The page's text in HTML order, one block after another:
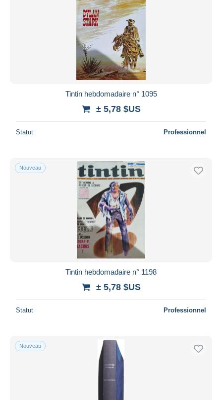
Tintin hebdomadaire n° 1095
± 5,78 $US
Statut Professionnel
Nouveau
Tintin hebdomadaire n° 1198
± 5,78 $US
Statut Professionnel
Nouveau